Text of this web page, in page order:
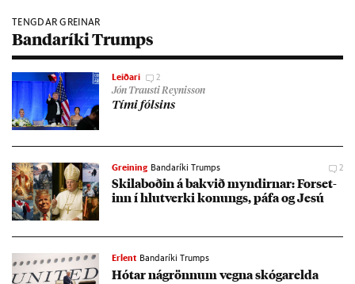
TENGDAR GREINAR
Bandaríki Trumps
Leiðari 2
Jón Trausti Reynisson
Tími fóls­ins
Greining Bandaríki Trumps 2
Skila­boð­in á bakvið mynd­irn­ar: For­set­
inn í hlut­verki kon­ungs, páfa og Jesú
Erlent Bandaríki Trumps
Hót­ar ná­grönn­um vegna skógar­elda